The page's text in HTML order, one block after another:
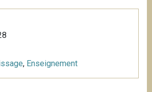
, Enseignement